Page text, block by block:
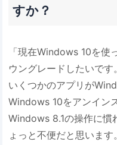
すか？
「現在Windows 10を
ウングレードしたいで
いくつかのアプリが
Windows 10をアンイン
Windows 8.1の操作に慣
ょっと不便だと思いま